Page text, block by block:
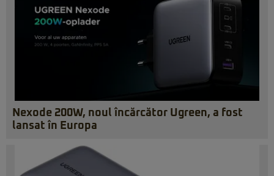
Nexode 200W, noul încărcător Ugreen, a fost
lansat în Europa